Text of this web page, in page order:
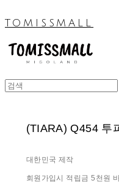
TOMISSMALL
(TIARA) Q454 투
대한민국 제작
회원가입시 적립금 5천원